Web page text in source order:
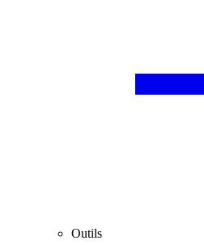
Outils